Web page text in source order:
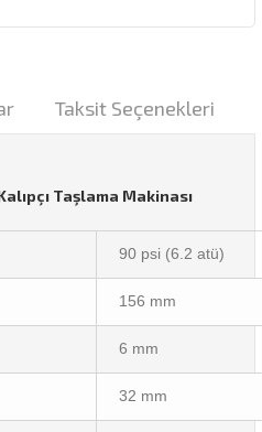
Taksit Seçenekleri
Taşlama Makinası
90 psi (6.2 atü)
156 mm
6 mm
32 mm